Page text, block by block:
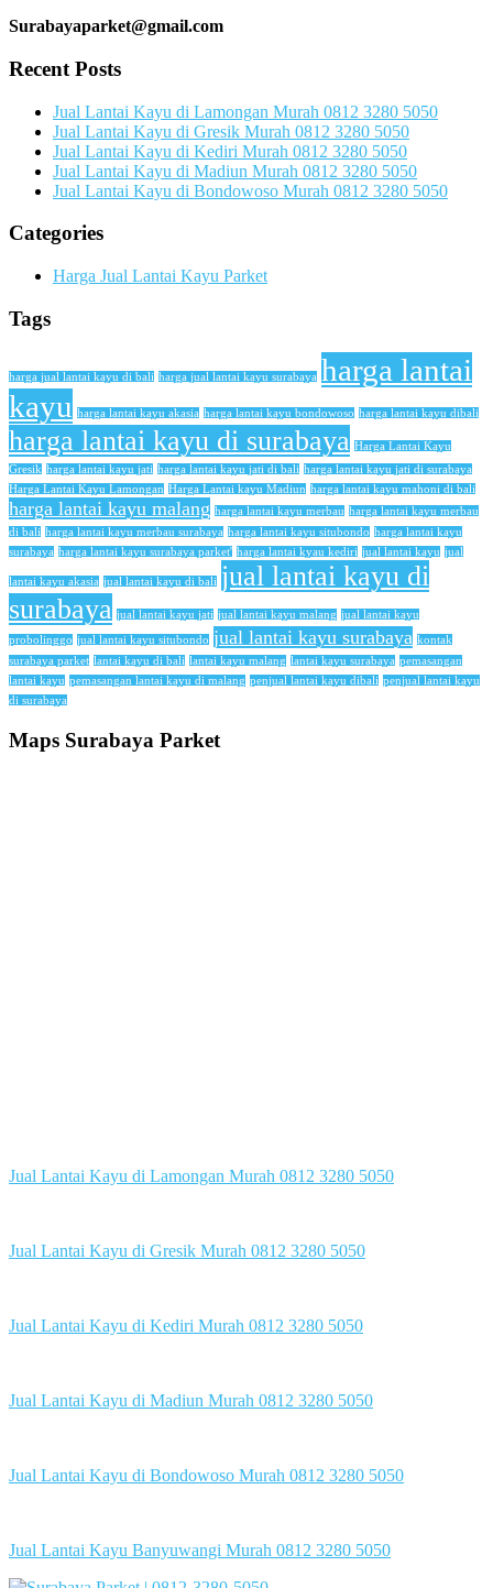
Surabayaparket@gmail.com
Recent Posts
Jual Lantai Kayu di Lamongan Murah 0812 3280 5050
Jual Lantai Kayu di Gresik Murah 0812 3280 5050
Jual Lantai Kayu di Kediri Murah 0812 3280 5050
Jual Lantai Kayu di Madiun Murah 0812 3280 5050
Jual Lantai Kayu di Bondowoso Murah 0812 3280 5050
Categories
Harga Jual Lantai Kayu Parket
Tags
harga jual lantai kayu di bali harga jual lantai kayu surabaya harga lantai
kayu harga lantai kayu akasia harga lantai kayu bondowoso harga lantai kayu dibali
harga lantai kayu di surabaya Harga Lantai Kayu
Gresik harga lantai kayu jati harga lantai kayu jati di bali harga lantai kayu jati di surabaya
Harga Lantai Kayu Lamongan Harga Lantai kayu Madiun harga lantai kayu mahoni di bali
harga lantai kayu malang harga lantai kayu merbau harga lantai kayu merbau
di bali harga lantai kayu merbau surabaya harga lantai kayu situbondo harga lantai kayu
surabaya harga lantai kayu surabaya parket' harga lantai kyau kediri jual lantai kayu jual
lantai kayu akasia jual lantai kayu di bali jual lantai kayu di
surabaya jual lantai kayu jati jual lantai kayu malang jual lantai kayu
probolinggo jual lantai kayu situbondo jual lantai kayu surabaya kontak
surabaya parket lantai kayu di bali lantai kayu malang lantai kayu surabaya pemasangan
lantai kayu pemasangan lantai kayu di malang penjual lantai kayu dibali penjual lantai kayu
di surabaya
Maps Surabaya Parket
Jual Lantai Kayu di Lamongan Murah 0812 3280 5050
Jual Lantai Kayu di Gresik Murah 0812 3280 5050
Jual Lantai Kayu di Kediri Murah 0812 3280 5050
Jual Lantai Kayu di Madiun Murah 0812 3280 5050
Jual Lantai Kayu di Bondowoso Murah 0812 3280 5050
Jual Lantai Kayu Banyuwangi Murah 0812 3280 5050